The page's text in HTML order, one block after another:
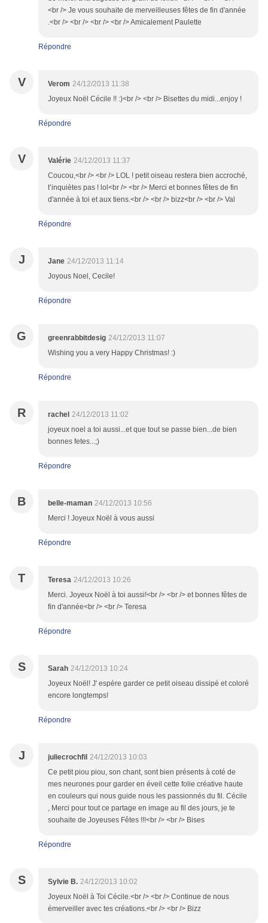
<br /> Je vous souhaite de merveilleuses fêtes de fin d'année
.<br /> <br /> <br /> <br /> Amicalement Paulette
Répondre
V Verom 24/12/2013 11:38
Joyeux Noël Cécile !! :)<br /> <br /> Bisettes du midi...enjoy !
Répondre
V Valérie 24/12/2013 11:37
Coucou,<br /> <br /> LOL ! petit oiseau restera bien accroché,
t’inquiètes pas ! lol<br /> <br /> Merci et bonnes fêtes de fin
d'année à toi et aux tiens.<br /> <br /> bizz<br /> <br /> Val
Répondre
J Jane 24/12/2013 11:14
Joyous Noel, Cecile!
Répondre
G greenrabbitdesig 24/12/2013 11:07
Wishing you a very Happy Christmas! :)
Répondre
R rachel 24/12/2013 11:02
joyeux noel a toi aussi...et que tout se passe bien...de bien
bonnes fetes...;)
Répondre
B belle-maman 24/12/2013 10:56
Merci ! Joyeux Noël à vous aussi
Répondre
T Teresa 24/12/2013 10:26
Merci. Joyeux Noël à toi aussi!<br /> <br /> et bonnes fêtes de
fin d'année<br /> <br /> Teresa
Répondre
S Sarah 24/12/2013 10:24
Joyeux Noël! J' espère garder ce petit oiseau dissipé et coloré
encore longtemps!
Répondre
J juliecrochfil 24/12/2013 10:03
Ce petit piou piou, son chant, sont bien présents à coté de
mes neurones pour garder en éveil cette folie créative haute
en couleurs qui nous guide nous les passionnés du fil. Cécile
, Merci pour tout ce partage en image au fil des jours, je te
souhaite de Joyeuses Fêtes !!!<br /> <br /> Bises
Répondre
S Sylvie B. 24/12/2013 10:02
Joyeux Noël à Toi Cécile.<br /> <br /> Continue de nous
émerveiller avec tes créations.<br /> <br /> Bizz